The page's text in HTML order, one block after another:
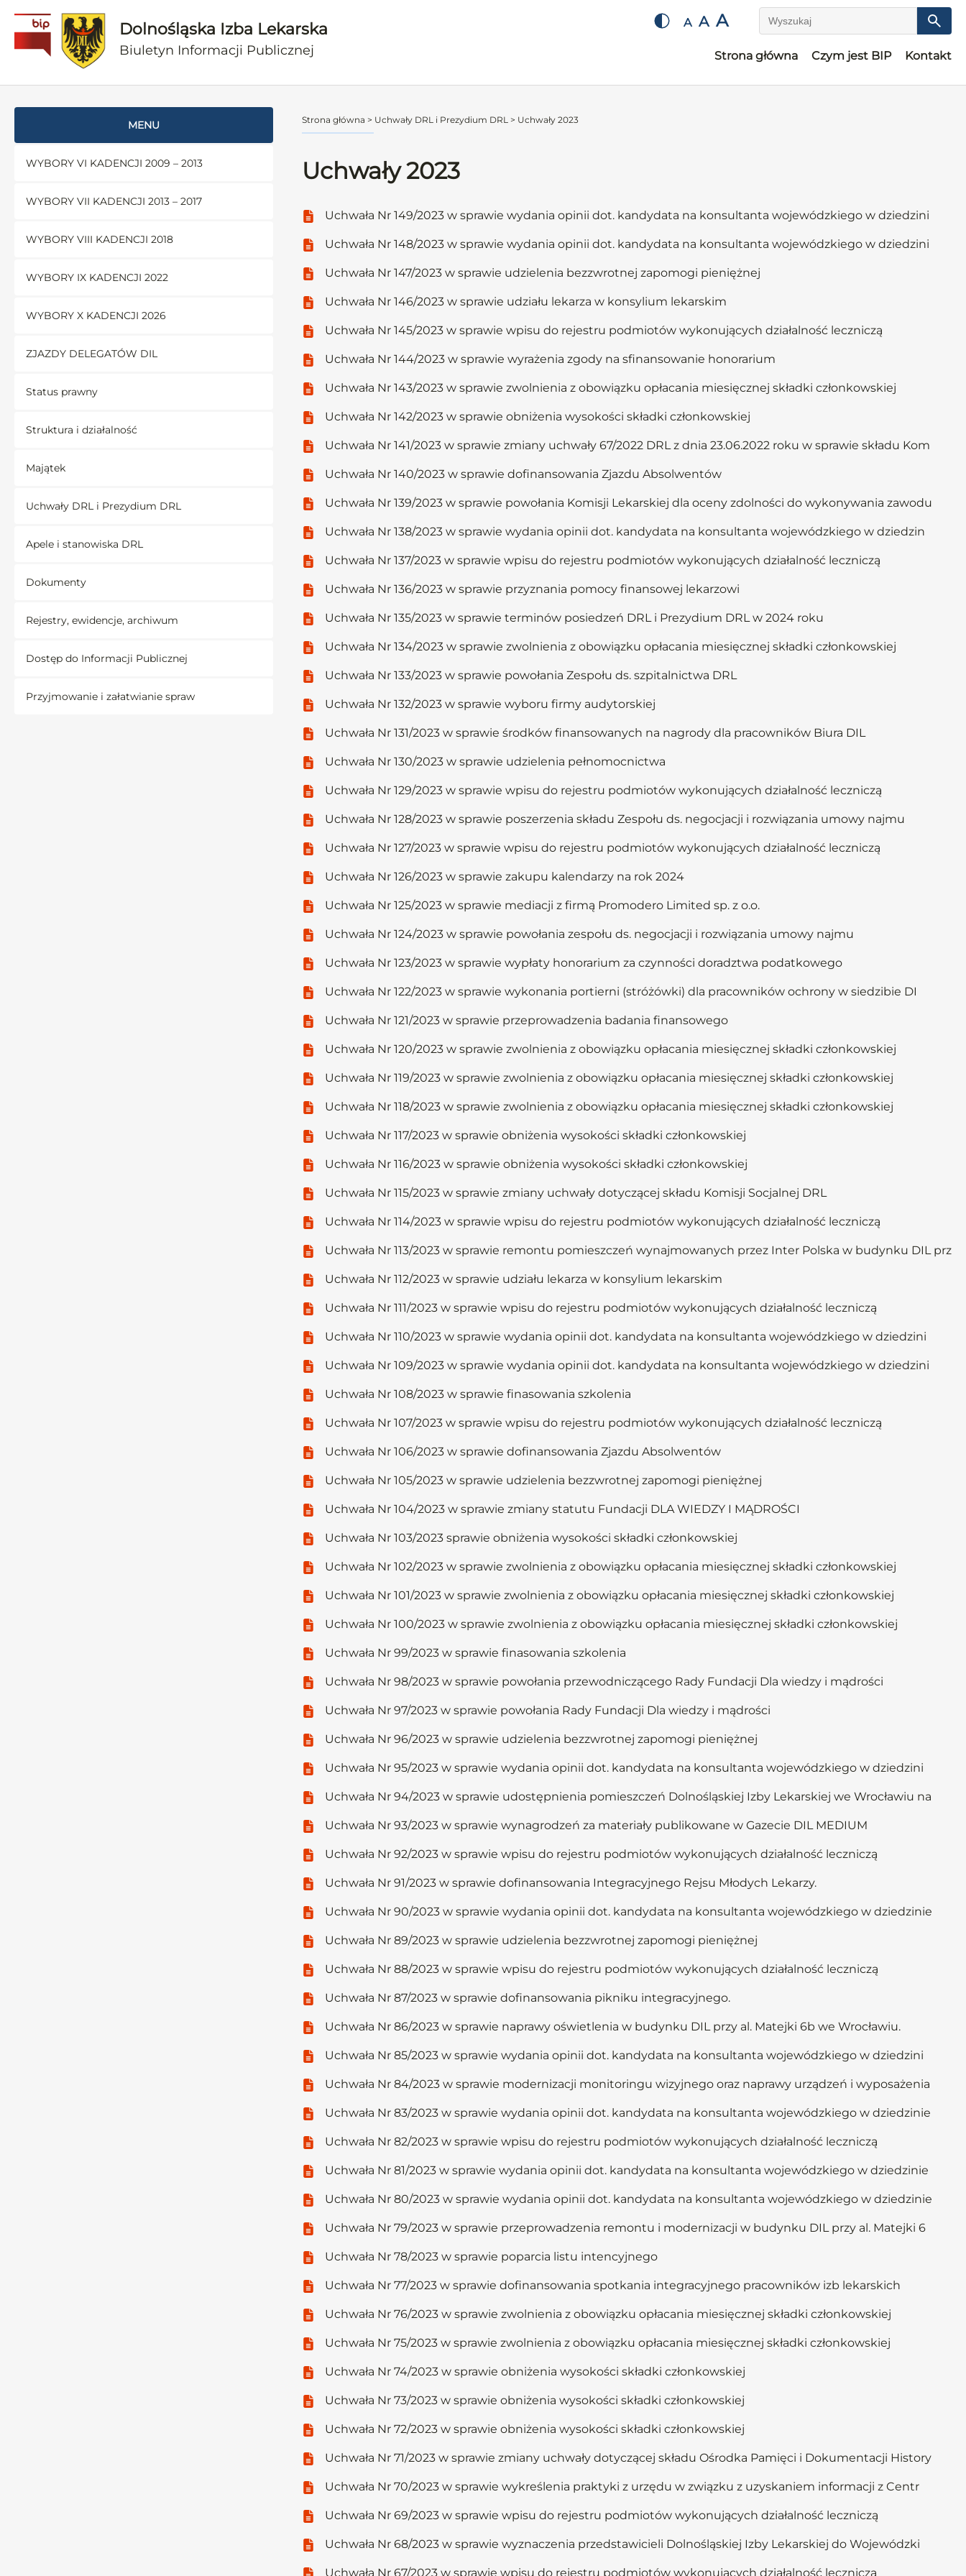
Dolnośląska Izba Lekarska
Biuletyn Informacji Publicznej
A A A Wyszukaj
Strona główna Czym jest BIP Kontakt
MENU
WYBORY VI KADENCJI 2009 – 2013
WYBORY VII KADENCJI 2013 – 2017
WYBORY VIII KADENCJI 2018
WYBORY IX KADENCJI 2022
WYBORY X KADENCJI 2026
ZJAZDY DELEGATÓW DIL
Status prawny
Struktura i działalność
Majątek
Uchwały DRL i Prezydium DRL
Apele i stanowiska DRL
Dokumenty
Rejestry, ewidencje, archiwum
Dostęp do Informacji Publicznej
Przyjmowanie i załatwianie spraw
Strona główna > Uchwały DRL i Prezydium DRL > Uchwały 2023
Uchwały 2023
Uchwała Nr 149/2023 w sprawie wydania opinii dot. kandydata na konsultanta wojewódzkiego w dziedzini
Uchwała Nr 148/2023 w sprawie wydania opinii dot. kandydata na konsultanta wojewódzkiego w dziedzini
Uchwała Nr 147/2023 w sprawie udzielenia bezzwrotnej zapomogi pieniężnej
Uchwała Nr 146/2023 w sprawie udziału lekarza w konsylium lekarskim
Uchwała Nr 145/2023 w sprawie wpisu do rejestru podmiotów wykonujących działalność leczniczą
Uchwała Nr 144/2023 w sprawie wyrażenia zgody na sfinansowanie honorarium
Uchwała Nr 143/2023 w sprawie zwolnienia z obowiązku opłacania miesięcznej składki członkowskiej
Uchwała Nr 142/2023 w sprawie obniżenia wysokości składki członkowskiej
Uchwała Nr 141/2023 w sprawie zmiany uchwały 67/2022 DRL z dnia 23.06.2022 roku w sprawie składu Kom
Uchwała Nr 140/2023 w sprawie dofinansowania Zjazdu Absolwentów
Uchwała Nr 139/2023 w sprawie powołania Komisji Lekarskiej dla oceny zdolności do wykonywania zawodu
Uchwała Nr 138/2023 w sprawie wydania opinii dot. kandydata na konsultanta wojewódzkiego w dziedzin
Uchwała Nr 137/2023 w sprawie wpisu do rejestru podmiotów wykonujących działalność leczniczą
Uchwała Nr 136/2023 w sprawie przyznania pomocy finansowej lekarzowi
Uchwała Nr 135/2023 w sprawie terminów posiedzeń DRL i Prezydium DRL w 2024 roku
Uchwała Nr 134/2023 w sprawie zwolnienia z obowiązku opłacania miesięcznej składki członkowskiej
Uchwała Nr 133/2023 w sprawie powołania Zespołu ds. szpitalnictwa DRL
Uchwała Nr 132/2023 w sprawie wyboru firmy audytorskiej
Uchwała Nr 131/2023 w sprawie środków finansowanych na nagrody dla pracowników Biura DIL
Uchwała Nr 130/2023 w sprawie udzielenia pełnomocnictwa
Uchwała Nr 129/2023 w sprawie wpisu do rejestru podmiotów wykonujących działalność leczniczą
Uchwała Nr 128/2023 w sprawie poszerzenia składu Zespołu ds. negocjacji i rozwiązania umowy najmu
Uchwała Nr 127/2023 w sprawie wpisu do rejestru podmiotów wykonujących działalność leczniczą
Uchwała Nr 126/2023 w sprawie zakupu kalendarzy na rok 2024
Uchwała Nr 125/2023 w sprawie mediacji z firmą Promodero Limited sp. z o.o.
Uchwała Nr 124/2023 w sprawie powołania zespołu ds. negocjacji i rozwiązania umowy najmu
Uchwała Nr 123/2023 w sprawie wypłaty honorarium za czynności doradztwa podatkowego
Uchwała Nr 122/2023 w sprawie wykonania portierni (stróżówki) dla pracowników ochrony w siedzibie DI
Uchwała Nr 121/2023 w sprawie przeprowadzenia badania finansowego
Uchwała Nr 120/2023 w sprawie zwolnienia z obowiązku opłacania miesięcznej składki członkowskiej
Uchwała Nr 119/2023 w sprawie zwolnienia z obowiązku opłacania miesięcznej składki członkowskiej
Uchwała Nr 118/2023 w sprawie zwolnienia z obowiązku opłacania miesięcznej składki członkowskiej
Uchwała Nr 117/2023 w sprawie obniżenia wysokości składki członkowskiej
Uchwała Nr 116/2023 w sprawie obniżenia wysokości składki członkowskiej
Uchwała Nr 115/2023 w sprawie zmiany uchwały dotyczącej składu Komisji Socjalnej DRL
Uchwała Nr 114/2023 w sprawie wpisu do rejestru podmiotów wykonujących działalność leczniczą
Uchwała Nr 113/2023 w sprawie remontu pomieszczeń wynajmowanych przez Inter Polska w budynku DIL prz
Uchwała Nr 112/2023 w sprawie udziału lekarza w konsylium lekarskim
Uchwała Nr 111/2023 w sprawie wpisu do rejestru podmiotów wykonujących działalność leczniczą
Uchwała Nr 110/2023 w sprawie wydania opinii dot. kandydata na konsultanta wojewódzkiego w dziedzini
Uchwała Nr 109/2023 w sprawie wydania opinii dot. kandydata na konsultanta wojewódzkiego w dziedzini
Uchwała Nr 108/2023 w sprawie finasowania szkolenia
Uchwała Nr 107/2023 w sprawie wpisu do rejestru podmiotów wykonujących działalność leczniczą
Uchwała Nr 106/2023 w sprawie dofinansowania Zjazdu Absolwentów
Uchwała Nr 105/2023 w sprawie udzielenia bezzwrotnej zapomogi pieniężnej
Uchwała Nr 104/2023 w sprawie zmiany statutu Fundacji DLA WIEDZY I MĄDROŚCI
Uchwała Nr 103/2023 sprawie obniżenia wysokości składki członkowskiej
Uchwała Nr 102/2023 w sprawie zwolnienia z obowiązku opłacania miesięcznej składki członkowskiej
Uchwała Nr 101/2023 w sprawie zwolnienia z obowiązku opłacania miesięcznej składki członkowskiej
Uchwała Nr 100/2023 w sprawie zwolnienia z obowiązku opłacania miesięcznej składki członkowskiej
Uchwała Nr 99/2023 w sprawie finasowania szkolenia
Uchwała Nr 98/2023 w sprawie powołania przewodniczącego Rady Fundacji Dla wiedzy i mądrości
Uchwała Nr 97/2023 w sprawie powołania Rady Fundacji Dla wiedzy i mądrości
Uchwała Nr 96/2023 w sprawie udzielenia bezzwrotnej zapomogi pieniężnej
Uchwała Nr 95/2023 w sprawie wydania opinii dot. kandydata na konsultanta wojewódzkiego w dziedzini
Uchwała Nr 94/2023 w sprawie udostępnienia pomieszczeń Dolnośląskiej Izby Lekarskiej we Wrocławiu na
Uchwała Nr 93/2023 w sprawie wynagrodzeń za materiały publikowane w Gazecie DIL MEDIUM
Uchwała Nr 92/2023 w sprawie wpisu do rejestru podmiotów wykonujących działalność leczniczą
Uchwała Nr 91/2023 w sprawie dofinansowania Integracyjnego Rejsu Młodych Lekarzy.
Uchwała Nr 90/2023 w sprawie wydania opinii dot. kandydata na konsultanta wojewódzkiego w dziedzinie
Uchwała Nr 89/2023 w sprawie udzielenia bezzwrotnej zapomogi pieniężnej
Uchwała Nr 88/2023 w sprawie wpisu do rejestru podmiotów wykonujących działalność leczniczą
Uchwała Nr 87/2023 w sprawie dofinansowania pikniku integracyjnego.
Uchwała Nr 86/2023 w sprawie naprawy oświetlenia w budynku DIL przy al. Matejki 6b we Wrocławiu.
Uchwała Nr 85/2023 w sprawie wydania opinii dot. kandydata na konsultanta wojewódzkiego w dziedzini
Uchwała Nr 84/2023 w sprawie modernizacji monitoringu wizyjnego oraz naprawy urządzeń i wyposażenia
Uchwała Nr 83/2023 w sprawie wydania opinii dot. kandydata na konsultanta wojewódzkiego w dziedzinie
Uchwała Nr 82/2023 w sprawie wpisu do rejestru podmiotów wykonujących działalność leczniczą
Uchwała Nr 81/2023 w sprawie wydania opinii dot. kandydata na konsultanta wojewódzkiego w dziedzinie
Uchwała Nr 80/2023 w sprawie wydania opinii dot. kandydata na konsultanta wojewódzkiego w dziedzinie
Uchwała Nr 79/2023 w sprawie przeprowadzenia remontu i modernizacji w budynku DIL przy al. Matejki 6
Uchwała Nr 78/2023 w sprawie poparcia listu intencyjnego
Uchwała Nr 77/2023 w sprawie dofinansowania spotkania integracyjnego pracowników izb lekarskich
Uchwała Nr 76/2023 w sprawie zwolnienia z obowiązku opłacania miesięcznej składki członkowskiej
Uchwała Nr 75/2023 w sprawie zwolnienia z obowiązku opłacania miesięcznej składki członkowskiej
Uchwała Nr 74/2023 w sprawie obniżenia wysokości składki członkowskiej
Uchwała Nr 73/2023 w sprawie obniżenia wysokości składki członkowskiej
Uchwała Nr 72/2023 w sprawie obniżenia wysokości składki członkowskiej
Uchwała Nr 71/2023 w sprawie zmiany uchwały dotyczącej składu Ośrodka Pamięci i Dokumentacji History
Uchwała Nr 70/2023 w sprawie wykreślenia praktyki z urzędu w związku z uzyskaniem informacji z Centr
Uchwała Nr 69/2023 w sprawie wpisu do rejestru podmiotów wykonujących działalność leczniczą
Uchwała Nr 68/2023 w sprawie wyznaczenia przedstawicieli Dolnośląskiej Izby Lekarskiej do Wojewódzki
Uchwała Nr 67/2023 w sprawie wpisu do rejestru podmiotów wykonujących działalność leczniczą